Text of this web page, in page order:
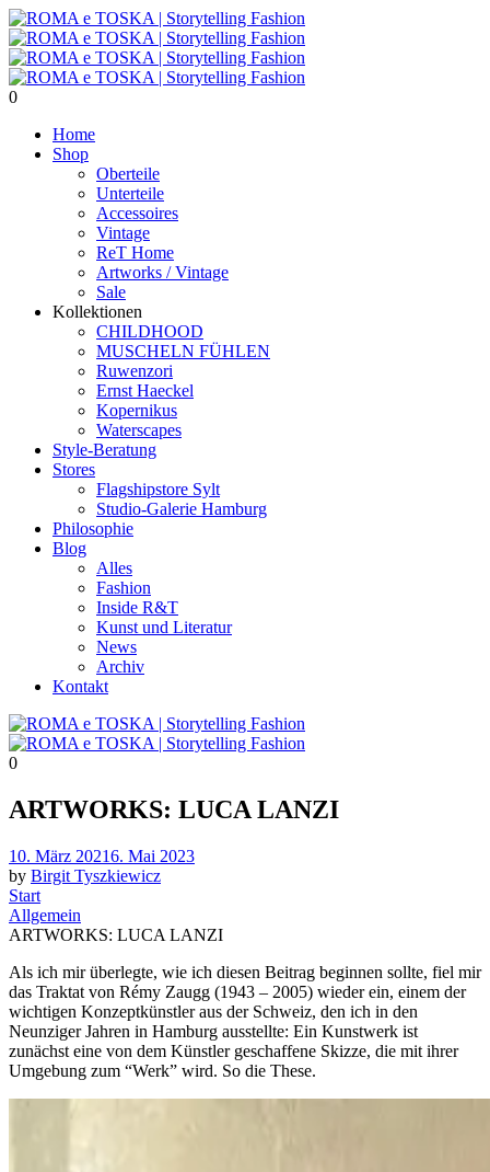
0
Home
Shop
Oberteile
Unterteile
Accessoires
Vintage
ReT Home
Artworks / Vintage
Sale
Kollektionen
CHILDHOOD
MUSCHELN FÜHLEN
Ruwenzori
Ernst Haeckel
Kopernikus
Waterscapes
Style-Beratung
Stores
Flagshipstore Sylt
Studio-Galerie Hamburg
Philosophie
Blog
Alles
Fashion
Inside R&T
Kunst und Literatur
News
Archiv
Kontakt
0
ARTWORKS: LUCA LANZI
Posted
on
10. März 20216. Mai 2023
by Birgit Tyszkiewicz
Start
Allgemein
ARTWORKS: LUCA LANZI
Als ich mir überlegte, wie ich diesen Beitrag beginnen sollte, fiel mir
das Traktat von Rémy Zaugg (1943 – 2005) wieder ein, einem der
wichtigen Konzeptkünstler aus der Schweiz, den ich in den
Neunziger Jahren in Hamburg ausstellte: Ein Kunstwerk ist
zunächst eine von dem Künstler geschaffene Skizze, die mit ihrer
Umgebung zum “Werk” wird. So die These.